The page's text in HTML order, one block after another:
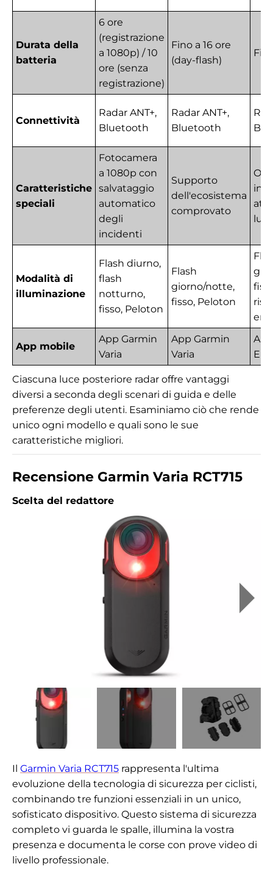
Durata della
batteria
6 ore
(registrazione
a 1080p) / 10
ore (senza
registrazione)
Fino a 16 ore
(day-flash)
Connettività
Radar ANT+,
Bluetooth
Radar ANT+,
Bluetooth
Caratteristiche
speciali
Fotocamera
a 1080p con
salvataggio
automatico
degli
incidenti
Supporto
dell'ecosistema
comprovato
luci
Modalità di
illuminazione
Flash diurno,
flash
notturno,
fisso, Peloton
Flash
giorno/notte,
fisso, Peloton
App mobile
App Garmin
Varia
App Garmin
Varia
Ciascuna luce posteriore radar offre vantaggi
diversi a seconda degli scenari di guida e delle
preferenze degli utenti. Esaminiamo ciò che rende
unico ogni modello e quali sono le sue
caratteristiche migliori.
Recensione Garmin Varia RCT715
Scelta del redattore
Il Garmin Varia RCT715 rappresenta l'ultima
evoluzione della tecnologia di sicurezza per ciclisti,
combinando tre funzioni essenziali in un unico,
sofisticato dispositivo. Questo sistema di sicurezza
completo vi guarda le spalle, illumina la vostra
presenza e documenta le corse con prove video di
livello professionale.